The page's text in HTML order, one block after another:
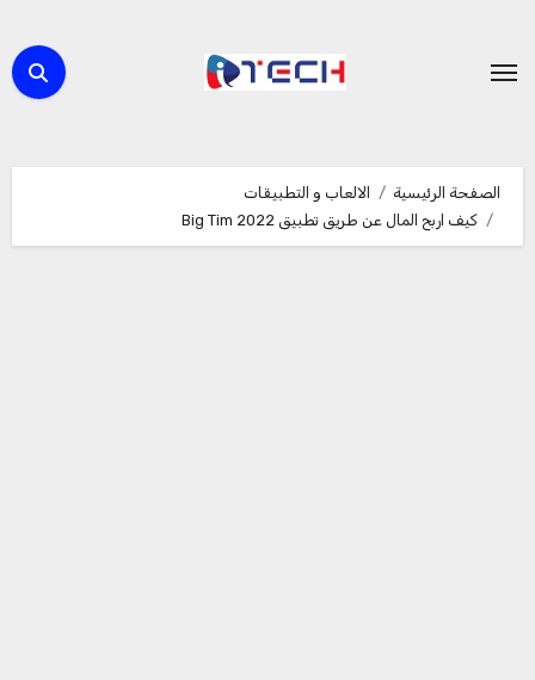
المحتوى
الصفحة الرئيسية
الالعاب و التطبيقات
كيف اربح المال عن طريق تطبيق Big Tim 2022